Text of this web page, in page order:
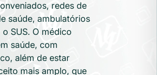
redes de
saúde, ambulatórios
SUS. O médico
saúde, com
além de estar
mais amplo, que